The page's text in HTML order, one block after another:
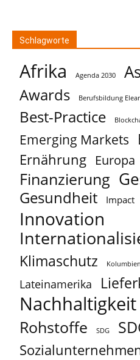
Schlagworte
Afrika Agenda 2030
Awards Berufsbildung
Best-Practice
Emerging Markets
Ernährung Europa
Finanzierung
Gesundheit Impact
Innovation
Klimaschutz Kolumbien
Lateinamerika
Nachhaltigkeit
Rohstoffe SDG